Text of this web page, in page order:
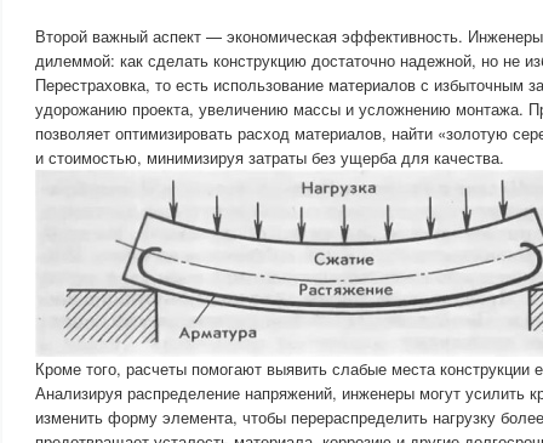
Второй важный аспект — экономическая эффективность.
дилеммой: как сделать конструкцию достаточно надежной, но не
Перестраховка, то есть использование материалов с избыточным
удорожанию проекта, увеличению массы и усложнению монтажа.
позволяет оптимизировать расход материалов, найти «золотую
и стоимостью, минимизируя затраты без ущерба для качества.
Кроме того, расчеты помогают выявить слабые места конструкции
Анализируя распределение напряжений, инженеры могут усилить
изменить форму элемента, чтобы перераспределить нагрузку